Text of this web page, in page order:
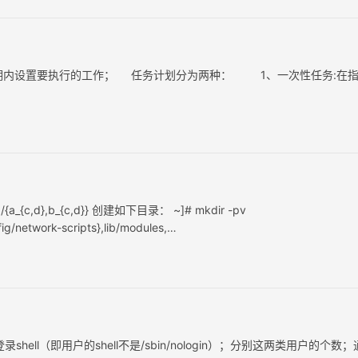
内设置要执行的工作； 任务计划分为两种： 1、一次性任务:在
创建如下目录： ~]# mkdir -pv
network-scripts},lib/modules,…
shell（即用户的shell不是/sbin/nologin）；分别这两类用户的个数；